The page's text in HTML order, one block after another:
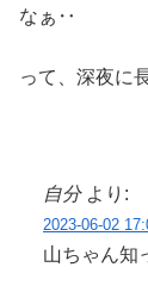
なぁ‥
って、深夜に
自分 より:
2023-06-02
山ちゃん知